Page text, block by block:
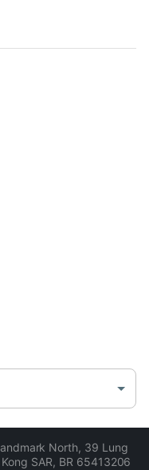
North, 39 Lung
SAR, BR 65413206